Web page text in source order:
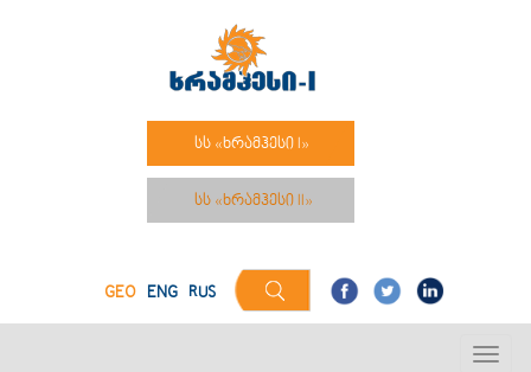
სს «ხრამჰესი I»
სს «ხრამჰესი II»
GEO ENG RUS